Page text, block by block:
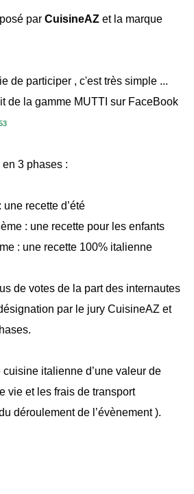
par CuisineAZ et la marque
de participer , c'est très simple ...
de la gamme MUTTI sur FaceBook
3 phases :
une recette d’été
: une recette pour les enfants
: une recette 100% italienne
de votes de la part des internautes
par le jury CuisineAZ et
italienne d’une valeur de
vie et les frais de transport
déroulement de l’évènement ).